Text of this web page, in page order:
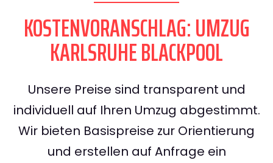
KOSTENVORANSCHLAG: UMZUG
KARLSRUHE BLACKPOOL
Unsere Preise sind transparent und
individuell auf Ihren Umzug abgestimmt.
Wir bieten Basispreise zur Orientierung
und erstellen auf Anfrage ein